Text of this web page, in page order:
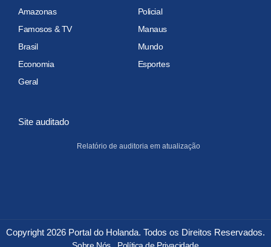
Amazonas
Policial
Famosos & TV
Manaus
Brasil
Mundo
Economia
Esportes
Geral
Site auditado
Relatório de auditoria em atualização
Copyright 2026 Portal do Holanda. Todos os Direitos Reservados.